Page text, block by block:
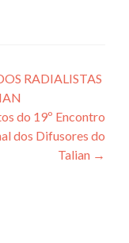
RADIALISTAS
do 19º Encontro
dos Difusores do
Talian →